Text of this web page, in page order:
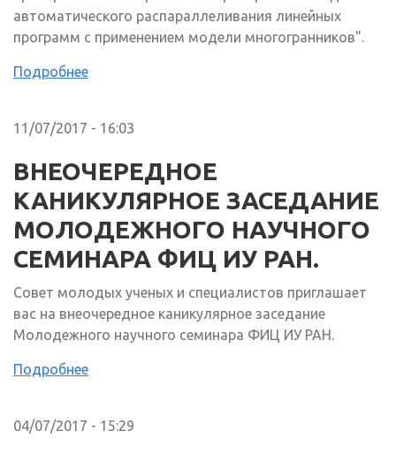
автоматического распараллеливания линейных
программ с применением модели многогранников".
Подробнее
11/07/2017 - 16:03
ВНЕОЧЕРЕДНОЕ
КАНИКУЛЯРНОЕ ЗАСЕДАНИЕ
МОЛОДЕЖНОГО НАУЧНОГО
СЕМИНАРА ФИЦ ИУ РАН.
Совет молодых ученых и специалистов приглашает
вас на внеочередное каникулярное заседание
Молодежного научного семинара ФИЦ ИУ РАН.
Подробнее
04/07/2017 - 15:29